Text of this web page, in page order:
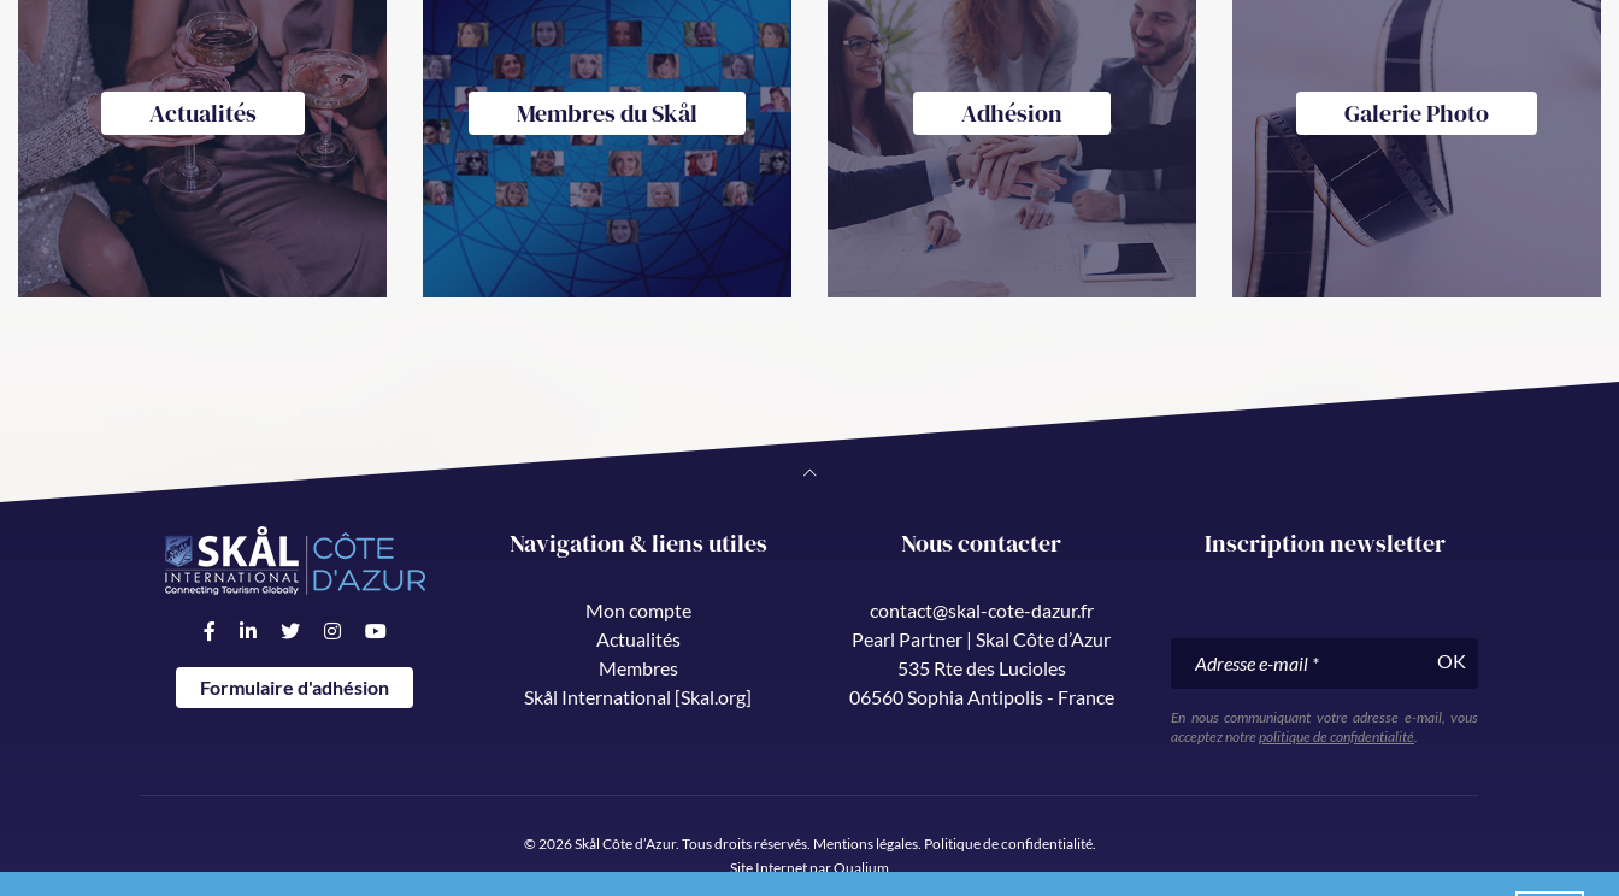
Actualités Membres du Skål Adhésion Galerie Photo
Formulaire d'adhésion
Navigation & liens utiles
Mon compte
Actualités
Membres
Skål International [Skal.org]
Nous contacter
contact@skal-cote-dazur.fr
Pearl Partner | Skal Côte d’Azur
535 Rte des Lucioles
06560 Sophia Antipolis - France
Inscription newsletter
OK
En nous communiquant votre adresse e-mail, vous
acceptez notre politique de confidentialité
© 2026 Skål Côte d’Azur. Tous droits réservés. Mentions légales. Politique de confidentialité.
Site Internet par Qualium